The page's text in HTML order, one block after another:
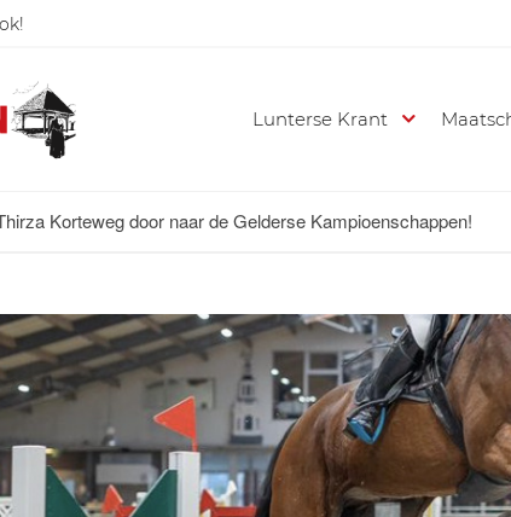
Lunterse Krant
Korteweg door naar de Gelderse Kampioenschappen!